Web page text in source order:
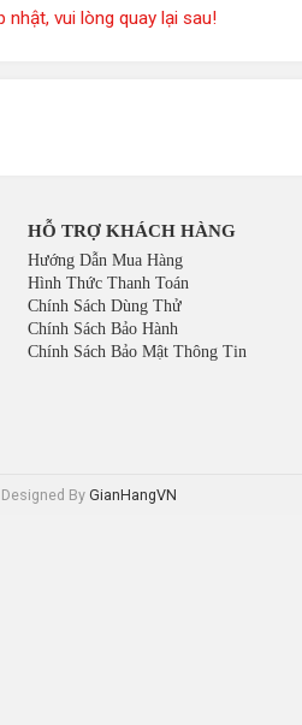
vui lòng quay lại sau!
HỖ TRỢ KHÁCH HÀNG
Hướng Dẫn Mua Hàng
Hình Thức Thanh Toán
Chính Sách Dùng Thử
Chính Sách Bảo Hành
Chính Sách Bảo Mật Thông Tin
Designed By GianHangVN